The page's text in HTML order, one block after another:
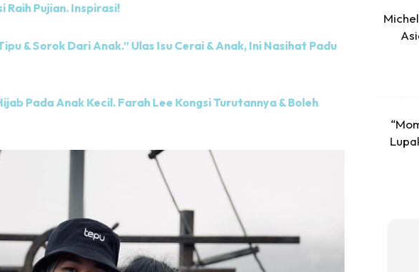
Raih Pujian. Inspirasi!
& Sorok Dari Anak.” Ulas Isu Cerai & Anak, Ini Nasihat Padu
Pada Anak Kecil. Farah Lee Kongsi Turutannya & Boleh